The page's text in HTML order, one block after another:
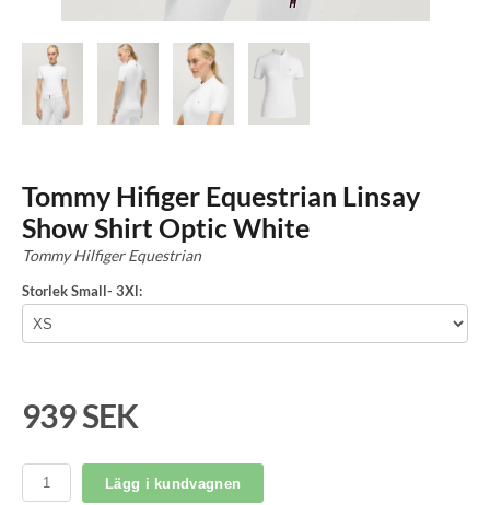
Tommy Hifiger Equestrian Linsay
Show Shirt Optic White
Tommy Hilfiger Equestrian
Storlek Small- 3Xl:
939 SEK
Lägg i kundvagnen